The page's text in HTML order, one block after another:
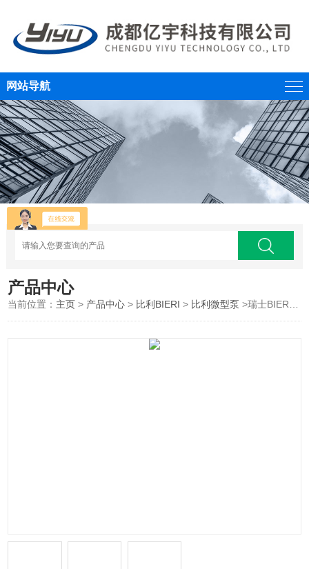
网站导航
产品中心
当前位置： 主页 > 产品中心 > 比利BIERI > 比利微型泵 >瑞士BIERI比利AKP105系列高压小流量微型泵